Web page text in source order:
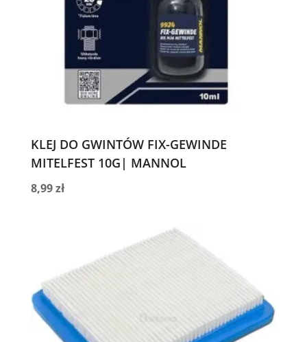
KLEJ DO GWINTÓW FIX-GEWINDE
MITELFEST 10G| MANNOL
8,99zł